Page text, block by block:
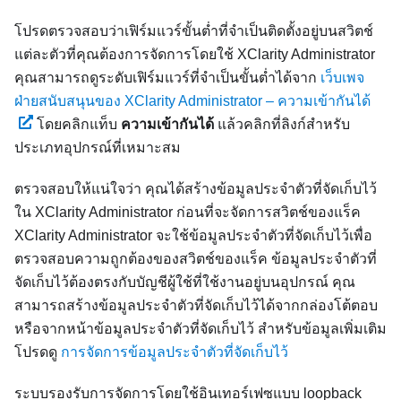
โปรดตรวจสอบว่าเฟิร์มแวร์ขั้นต่ำที่จำเป็นติดตั้งอยู่บนสวิตช์
แต่ละตัวที่คุณต้องการจัดการโดยใช้ XClarity Administrator
คุณสามารถดูระดับเฟิร์มแวร์ที่จำเป็นขั้นต่ำได้จาก เว็บเพจ
ฝ่ายสนับสนุนของ XClarity Administrator – ความเข้ากันได้
โดยคลิกแท็บ ความเข้ากันได้แล้วคลิกที่ลิงก์สำหรับ
ประเภทอุปกรณ์ที่เหมาะสม
ตรวจสอบให้แน่ใจว่า คุณได้สร้างข้อมูลประจำตัวที่จัดเก็บไว้
ใน XClarity Administrator ก่อนที่จะจัดการสวิตช์ของแร็ค
XClarity Administrator จะใช้ข้อมูลประจำตัวที่จัดเก็บไว้เพื่อ
ตรวจสอบความถูกต้องของสวิตช์ของแร็ค ข้อมูลประจำตัวที่
จัดเก็บไว้ต้องตรงกับบัญชีผู้ใช้ที่ใช้งานอยู่บนอุปกรณ์ คุณ
สามารถสร้างข้อมูลประจำตัวที่จัดเก็บไว้ได้จากกล่องโต้ตอบ
หรือจากหน้าข้อมูลประจำตัวที่จัดเก็บไว้ สำหรับข้อมูลเพิ่มเติม
โปรดดู การจัดการข้อมูลประจำตัวที่จัดเก็บไว้
ระบบรองรับการจัดการโดยใช้อินเทอร์เฟซแบบ loopback